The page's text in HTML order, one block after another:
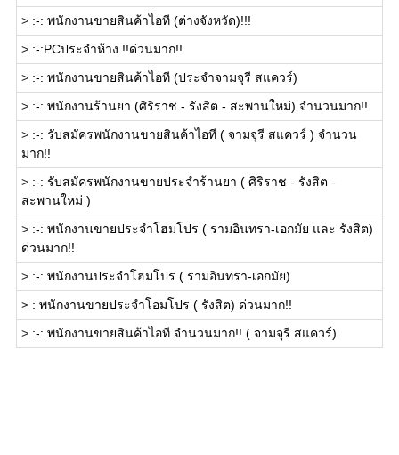
> :-: พนักงานขายสินค้าไอที (ต่างจังหวัด)!!!
> :-:PCประจำห้าง !!ด่วนมาก!!
> :-: พนักงานขายสินค้าไอที (ประจำจามจุรี สแควร์)
> :-: พนักงานร้านยา (ศิริราช - รังสิต - สะพานใหม่) จำนวนมาก!!
> :-: รับสมัครพนักงานขายสินค้าไอที ( จามจุรี สแควร์ ) จำนวน
มาก!!
> :-: รับสมัครพนักงานขายประจำร้านยา ( ศิริราช - รังสิต -
สะพานใหม่ )
> :-: พนักงานขายประจำโฮมโปร ( รามอินทรา-เอกมัย และ รังสิต)
ด่วนมาก!!
> :-: พนักงานประจำโฮมโปร ( รามอินทรา-เอกมัย)
> : พนักงานขายประจำโอมโปร ( รังสิต) ด่วนมาก!!
> :-: พนักงานขายสินค้าไอที จำนวนมาก!! ( จามจุรี สแควร์)